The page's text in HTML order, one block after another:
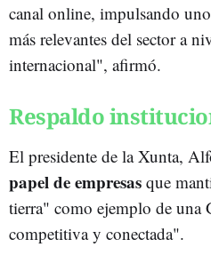
canal online, impulsando
más relevantes del sector a
internacional", afirmó.
Respaldo
El presidente de la Xunta,
papel de empresas que
tierra" como ejemplo de una
competitiva y conectada".